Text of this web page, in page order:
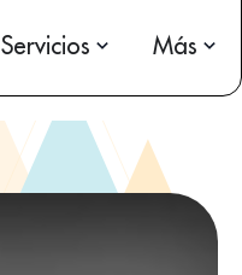
Servicios Más